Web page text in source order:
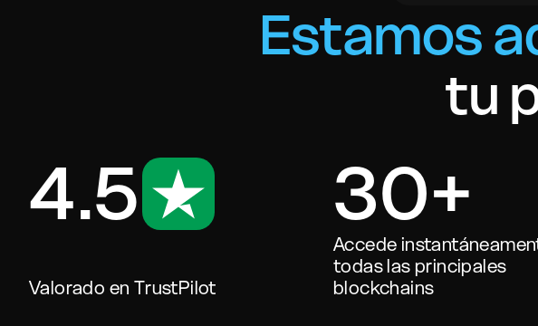
Estamos
tu
4.5
Valorado en TrustPilot
30+
Accede
todas las principales
blockchains